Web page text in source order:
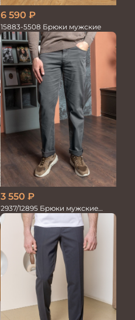
6 590 ₽
15883-5508 Брюки мужские
3 550 ₽
2937/12895 Брюки мужские
RUBY серые